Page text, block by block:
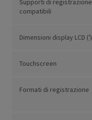
Supporti di registrazione
compatibili
Dimensioni display LCD (')
Touchscreen
Formati di registrazione